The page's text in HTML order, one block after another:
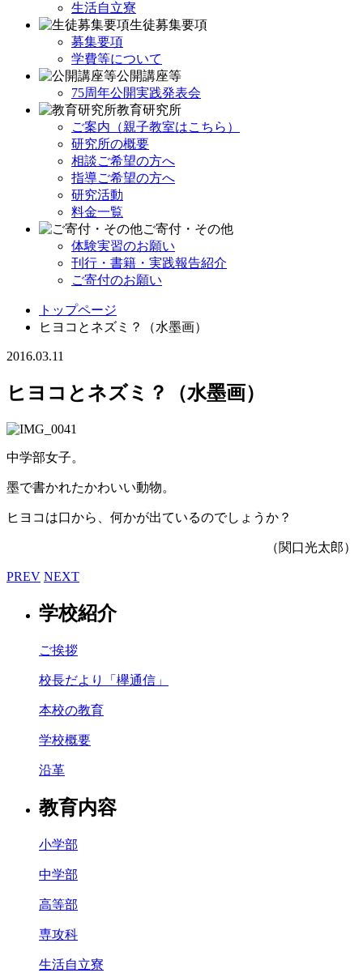
生活自立寮
生徒募集要項
募集要項
学費等について
公開講座等
75周年公開実践発表会
教育研究所
ご案内（親子教室はこちら）
研究所の概要
相談ご希望の方へ
指導ご希望の方へ
研究活動
料金一覧
ご寄付・その他
体験実習のお願い
刊行・書籍・実践報告紹介
ご寄付のお願い
トップページ
ヒヨコとネズミ？（水墨画）
2016.03.11
ヒヨコとネズミ？（水墨画）
中学部女子。
墨で書かれたかわいい動物。
ヒヨコは口から、何かが出ているのでしょうか？
（関口光太郎）
PREV NEXT
学校紹介
ご挨拶
校長だより「欅通信」
本校の教育
学校概要
沿革
教育内容
小学部
中学部
高等部
専攻科
生活自立寮